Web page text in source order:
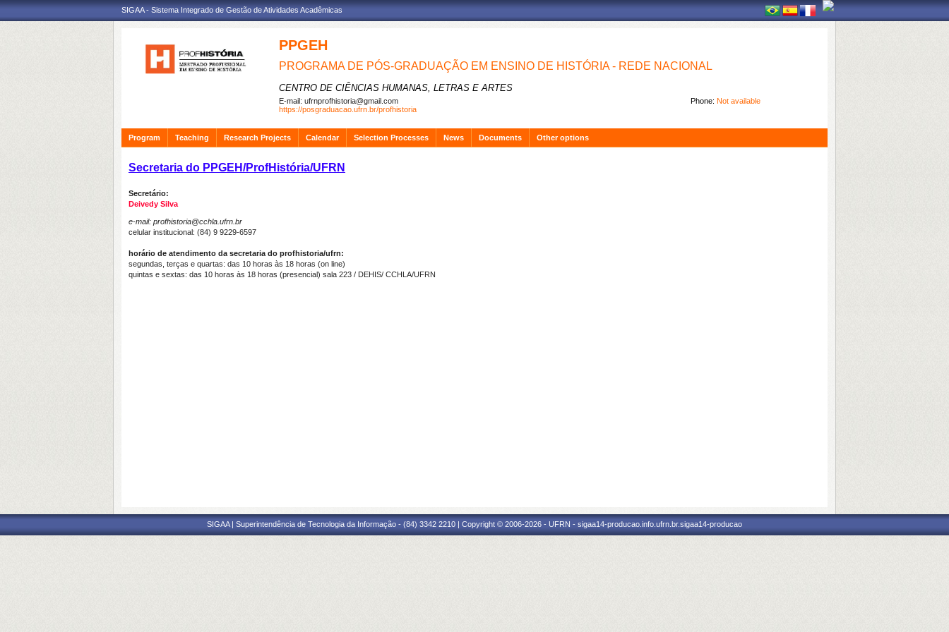
SIGAA - Sistema Integrado de Gestão de Atividades Acadêmicas
PPGEH
PROGRAMA DE PÓS-GRADUAÇÃO EM ENSINO DE HISTÓRIA - REDE NACIONAL
CENTRO DE CIÊNCIAS HUMANAS, LETRAS E ARTES
Phone: Not available
E-mail: ufrnprofhistoria@gmail.com
https://posgraduacao.ufrn.br/profhistoria
Program Teaching Research Projects Calendar Selection Processes News Documents Other options
Secretaria do PPGEH/ProfHistória/UFRN
Secretário:
Deivedy Silva
e-mail: profhistoria@cchla.ufrn.br
celular institucional: (84) 9 9229-6597
horário de atendimento da secretaria do profhistoria/ufrn:
segundas, terças e quartas: das 10 horas às 18 horas (on line)
quintas e sextas: das 10 horas às 18 horas (presencial) sala 223 / DEHIS/ CCHLA/UFRN
SIGAA | Superintendência de Tecnologia da Informação - (84) 3342 2210 | Copyright © 2006-2026 - UFRN - sigaa14-producao.info.ufrn.br.sigaa14-producao